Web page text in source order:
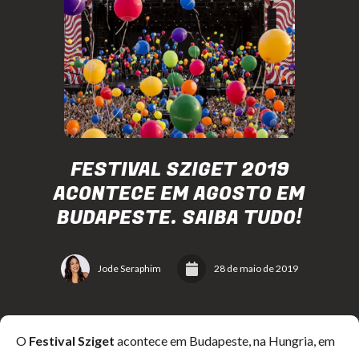
FESTIVAL SZIGET 2019
ACONTECE EM AGOSTO EM
BUDAPESTE. SAIBA TUDO!
Jode Seraphim 28 de maio de 2019
O Festival Sziget acontece em Budapeste, na Hungria, em